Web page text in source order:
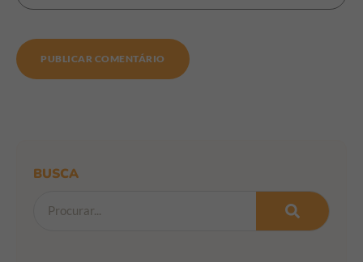
BUSCA